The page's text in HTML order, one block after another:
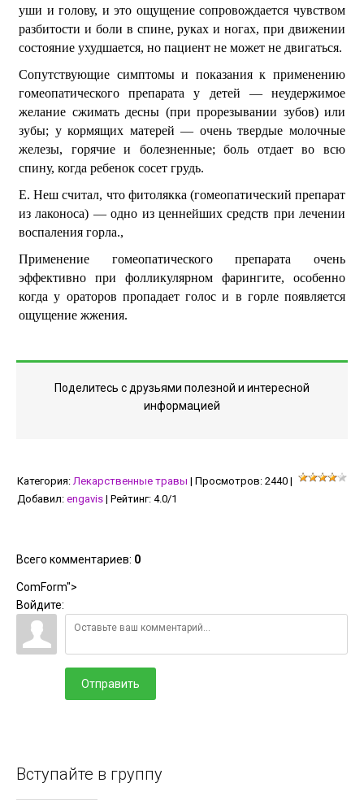
уши и голову, и это ощущение сопровождается чувством
разбитости и боли в спине, руках и ногах, при движении
состояние ухудшается, но пациент не может не двигаться.
Сопутствующие симптомы и показания к применению
гомеопатического препарата у детей — неудержимое
желание сжимать десны (при прорезывании зубов) или
зубы; у кормящих матерей — очень твердые молочные
железы, горячие и болезненные; боль отдает во всю
спину, когда ребенок сосет грудь.
Е. Неш считал, что фитолякка (гомеопатический препарат
из лаконоса) — одно из ценнейших средств при лечении
воспаления горла.,
Применение гомеопатического препарата очень
эффективно при фолликулярном фарингите, особенно
когда у ораторов пропадает голос и в горле появляется
ощущение жжения.
Поделитесь с друзьями полезной и интересной
информацией
Категория: Лекарственные травы | Просмотров: 2440 |
Добавил: engavis | Рейтинг: 4.0/1
Всего комментариев: 0
ComForm">
Войдите:
Отправить
Вступайте в группу